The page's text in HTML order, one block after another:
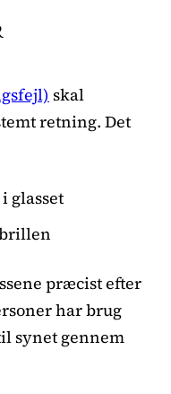
skal
retning. Det
i glasset
præcist efter
har brug
synet gennem